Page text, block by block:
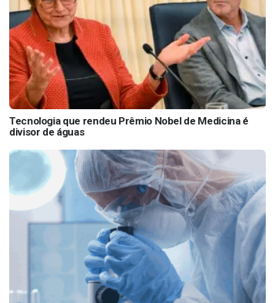
Tecnologia que rendeu Prêmio Nobel de Medicina é
divisor de águas